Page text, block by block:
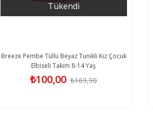
Tükendi
Breeze Pembe Tüllü Beyaz Tunikli Kız Çocuk
Elbiseli Takım 8-14 Yaş
₺100,00 ₺169,90